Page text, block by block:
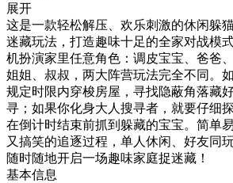
展开
这是一款轻松解压、欢乐刺激的休闲躲
迷藏玩法，打造趣味十足的全家对战模
机扮演家里任意角色：调皮宝宝、爸爸
姐姐、叔叔，两大阵营玩法完全不同。
规定时限内穿梭房屋，寻找隐蔽角落藏
寻；如果你化身大人搜寻者，就要仔细
在倒计时结束前抓到躲藏的宝宝。简单
又搞笑的追逐过程，单人休闲、好友同
随时随地开启一场趣味家庭捉迷藏！
基本信息